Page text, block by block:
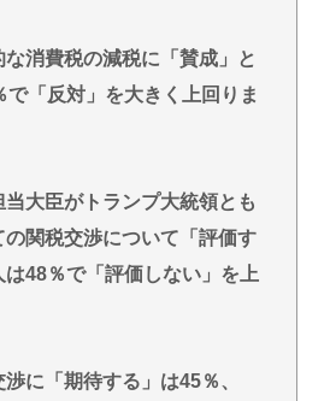
消費税の減税に「賛成」と
で「反対」を大きく上回りま
大臣がトランプ大統領とも
関税交渉について「評価す
は48％で「評価しない」を上
に「期待する」は45％、